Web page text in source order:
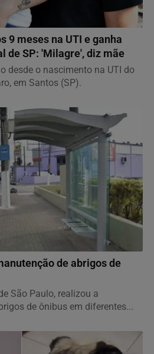
9 meses na UTI e ganha
de SP: 'Milagre', diz mãe
desde o nascimento na UTI do
em Santos (SP).
de abrigos de
São Paulo, realizou a
de ônibus em diferentes...